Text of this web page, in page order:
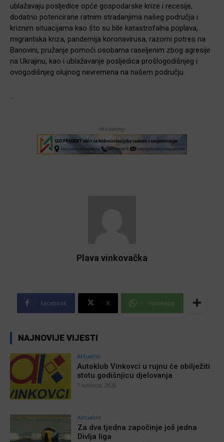
ublažavaju posljedice opće gospodarske krize i recesije,
dodatno potencirane ratnim stradanjima našeg područja i
kriznim situacijama kao što su bile katastrofalna poplava,
migrantska kriza, pandemija koronavirusa, razorni potres na
Banovini, pružanje pomoći osobama raseljenim zbog agresije
na Ukrajinu, kao i ublažavanje posljedica prošlogodišnjeg i
ovogodišnjeg olujnog nevremena na našem području.
…
-Marketing-
Plava vinkovačka
Facebook X WhatsApp
NAJNOVIJE VIJESTI
Aktualno
Autoklub Vinkovci u rujnu će obilježiti
stotu godišnjicu djelovanja
7 kolovoza, 2026
Aktualno
Za dva tjedna započinje još jedna
Divlja liga